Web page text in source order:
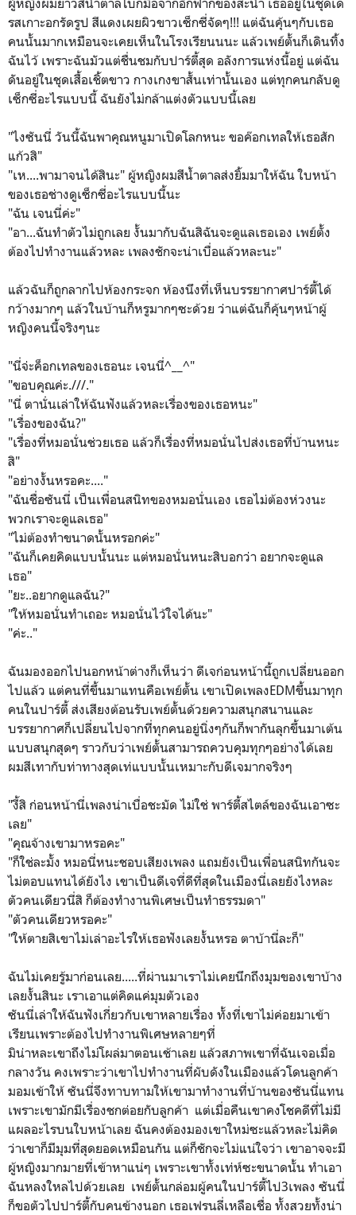
รสเกาะอกรัดรูป สีแดงเผยผิวขาวเซ็กซี่จัดๆ!!! แต่ฉันคุ้นๆกับเธอ
คนนั้นมากเหมือนจะเคยเห็นในโรงเรียนนนะ แล้วเพย์ตั้นก็เดินทิ้ง
ฉันไว้ เพราะฉันมัวแต่ชื่นชมกับปาร์ตี้สุด อลังการแห่งนี้อยู่ แต่ฉัน
ดันอยู่ในชุดเสื้อเชิ้ตขาว กางเกงขาสั้นเท่านั้นเอง แต่ทุกคนกลับดู
เซ็กซี่อะไรแบบนี้ ฉันยังไม่กล้าแต่งตัวแบบนี้เลย
"ไงซันนี่ วันนี้ฉันพาคุณหนูมาเปิดโลกหนะ ขอค๊อกเทลให้เธอสัก
แก้วสิ"
"เห....พามาจนได้สินะ" ผู้หญิงผมสีน้ำตาลส่งยิ้มมาให้ฉัน ใบหน้า
ของเธอช่างดูเซ็กซี่อะไรแบบนี้นะ
"ฉัน เจนนี่ค่ะ"
"อา...ฉันทำตัวไม่ถูกเลย งั้นมากับฉันสิฉันจะดูแลเธอเอง เพย์ตั้ง
ต้องไปทำงานแล้วหละ เพลงชักจะน่าเบื่อแล้วหละนะ"
แล้วฉันก็ถูกลากไปห้องกระจก ห้องนึงที่เห็นบรรยากาศปาร์ตี้ได้
กว้างมากๆ แล้วในบ้านก็หรูมากๆซะด้วย ว่าแต่ฉันก็คุ้นๆหน้าผู้
หญิงคนนี้จริงๆนะ
"นี่จ่ะค็อกเทลของเธอนะ เจนนี่^__^"
"ขอบคุณค่ะ.///."
"นี่ ตานั่นเล่าให้ฉันฟังแล้วหละเรื่องของเธอหนะ"
"เรื่องของฉัน?"
"เรื่องที่หมอนั่นช่วยเธอ แล้วก็เรื่องที่หมอนั่นไปส่งเธอที่บ้านหนะ
สิ"
"อย่างงั้นหรอคะ...."
"ฉันชื่อซันนี่ เป็นเพื่อนสนิทของหมอนั่นเอง เธอไม่ต้องห่วงนะ
พวกเราจะดูแลเธอ"
"ไม่ต้องทำขนาดนั้นหรอกค่ะ"
"ฉันก็เคยคิดแบบนั้นนะ แต่หมอนั่นหนะสิบอกว่า อยากจะดูแล
เธอ"
"ยะ..อยากดูแลฉัน?"
"ให้หมอนั่นทำเถอะ หมอนั่นไว้ใจได้นะ"
"ค่ะ.."
ฉันมองออกไปนอกหน้าต่างก็เห็นว่า ดีเจก่อนหน้านี้ถูกเปลี่ยนออก
ไปแล้ว แต่คนที่ขึ้นมาแทนคือเพย์ตั้น เขาเปิดเพลงEDMขึ้นมาทุก
คนในปาร์ตี้ ส่งเสียงต้อนรับเพย์ตั้นด้วยความสนุกสนานและ
บรรยากาศก็เปลี่ยนไปจากที่ทุกคนอยู่นิ่งๆกันก็พากันลุกขึ้นมาเต้น
แบบสนุกสุดๆ ราวกับว่าเพย์ตั้นสามารถควบคุมทุกๆอย่างได้เลย
ผมสีเทากับท่าทางสุดเท่แบบนั้นเหมาะกับดีเจมากจริงๆ
"งี้สิ ก่อนหน้านี่เพลงน่าเบื่อชะมัด ไม่ใช่ พาร์ตี้สไตล์ของฉันเอาซะ
เลย"
"คุณจ้างเขามาหรอคะ"
"ก็ใช่ละมั้ง หมอนี่หนะชอบเสียงเพลง แถมยังเป็นเพื่อนสนิทกันจะ
ไม่ตอบแทนได้ยังไง เขาเป็นดีเจที่ดีที่สุดในเมืองนี่เลยยังไงหละ
ตัวคนเดียวนี่สิ ก็ต้องทำงานพิเศษเป็นทำธรรมดา"
"ตัวคนเดียวหรอคะ"
"ให้ตายสิเขาไม่เล่าอะไรให้เธอฟังเลยงั้นหรอ ตาบ้านี่ละก็"
ฉันไม่เคยรู้มาก่อนเลย.....ที่ผ่านมาเราไม่เคยนึกถึงมุมของเขาบ้าง
เลยงั้นสินะ เราเอาแต่คิดแค่มุมตัวเอง
ซันนี่เล่าให้ฉันฟังเกี่ยวกับเขาหลายเรื่อง ทั้งที่เขาไม่ค่อยมาเข้า
เรียนเพราะต้องไปทำงานพิเศษหลายๆที่
มิน่าหละเขาถึงไม่โผล่มาตอนเช้าเลย แล้วสภาพเขาที่ฉันเจอเมื่อ
กลางวัน คงเพราะว่าเขาไปทำงานที่ผับดังในเมืองแล้วโดนลูกค้า
มอมเข้าให้ ซันนี่จึงทาบทามให้เขามาทำงานที่บ้านของซันนี่แทน
เพราะเขามักมีเรื่องชกต่อยกับลูกค้า แต่เมื่อคืนเขาคงโชคดีที่ไม่มี
แผลอะไรบนใบหน้าเลย ฉันคงต้องมองเขาใหม่ซะแล้วหละไม่คิด
ว่าเขาก็มีมุมที่สุดยอดเหมือนกัน แต่ก็ชักจะไม่แน่ใจว่า เขาอาจจะมี
ผู้หญิงมากมายที่เข้าหาแน่ๆ เพราะเขาทั้งเท่ห์ซะขนาดนั้น ทำเอา
ฉันหลงใหลไปด้วยเลย เพย์ตั้นกล่อมผู้คนในปาร์ตี้ไป3เพลง ซันนี่
ก็ขอตัวไปปาร์ตี้กับคนข้างนอก เธอเฟรนลี่เหลือเชื่อ ทั้งสวยทั้งน่า